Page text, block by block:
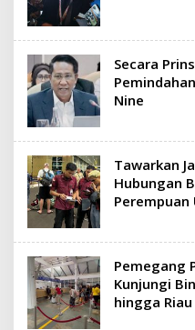
Secara
Nine
Tawarkan
Hubungan
Pemegang
Kunjungi
hingga Riau